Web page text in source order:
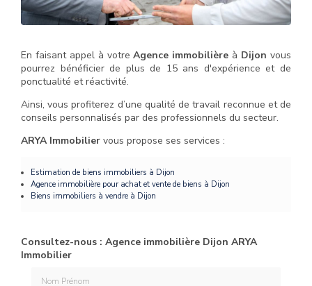
En faisant appel à votre Agence immobilière à Dijon vous
pourrez bénéficier de plus de 15 ans d'expérience et de
ponctualité et réactivité.
Ainsi, vous profiterez d’une qualité de travail reconnue et de
conseils personnalisés par des professionnels du secteur.
ARYA Immobilier vous propose ses services :
Estimation de biens immobiliers à Dijon
Agence immobilière pour achat et vente de biens à Dijon
Biens immobiliers à vendre à Dijon
Consultez-nous : Agence immobilière Dijon ARYA
Immobilier